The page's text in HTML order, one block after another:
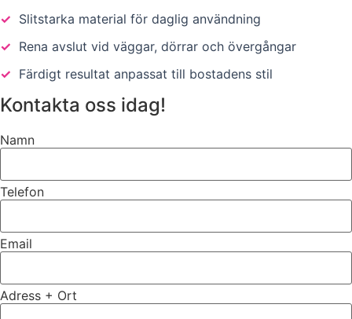
✓ Slitstarka material för daglig användning
✓ Rena avslut vid väggar, dörrar och övergångar
✓ Färdigt resultat anpassat till bostadens stil
Kontakta oss idag!
Namn
Telefon
Email
Adress + Ort